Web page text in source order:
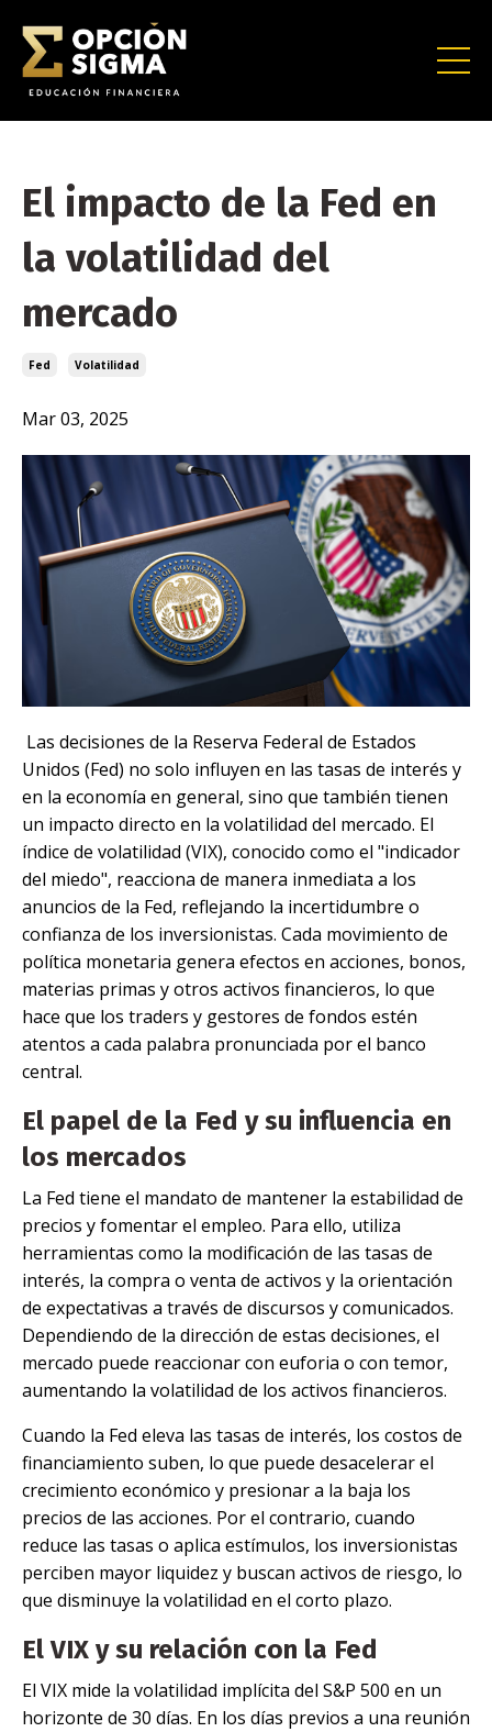
El impacto de la Fed en
la volatilidad del
mercado
Fed Volatilidad
Mar 03, 2025
Las decisiones de la Reserva Federal de Estados
Unidos (Fed) no solo influyen en las tasas de interés y
en la economía en general, sino que también tienen
un impacto directo en la volatilidad del mercado. El
índice de volatilidad (VIX), conocido como el "indicador
del miedo", reacciona de manera inmediata a los
anuncios de la Fed, reflejando la incertidumbre o
confianza de los inversionistas. Cada movimiento de
política monetaria genera efectos en acciones, bonos,
materias primas y otros activos financieros, lo que
hace que los traders y gestores de fondos estén
atentos a cada palabra pronunciada por el banco
central.
El papel de la Fed y su influencia en
los mercados
La Fed tiene el mandato de mantener la estabilidad de
precios y fomentar el empleo. Para ello, utiliza
herramientas como la modificación de las tasas de
interés, la compra o venta de activos y la orientación
de expectativas a través de discursos y comunicados.
Dependiendo de la dirección de estas decisiones, el
mercado puede reaccionar con euforia o con temor,
aumentando la volatilidad de los activos financieros.
Cuando la Fed eleva las tasas de interés, los costos de
financiamiento suben, lo que puede desacelerar el
crecimiento económico y presionar a la baja los
precios de las acciones. Por el contrario, cuando
reduce las tasas o aplica estímulos, los inversionistas
perciben mayor liquidez y buscan activos de riesgo, lo
que disminuye la volatilidad en el corto plazo.
El VIX y su relación con la Fed
El VIX mide la volatilidad implícita del S&P 500 en un
horizonte de 30 días. En los días previos a una reunión